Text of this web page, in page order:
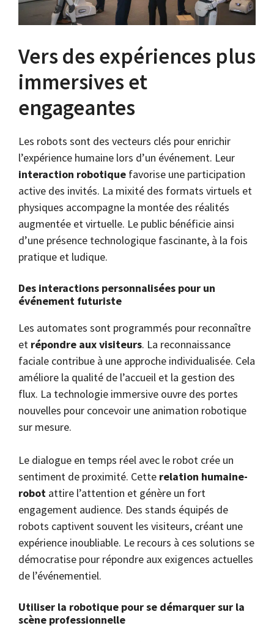
Vers des expériences plus
immersives et
engageantes
Les robots sont des vecteurs clés pour enrichir
l’expérience humaine lors d’un événement. Leur
interaction robotique favorise une participation
active des invités. La mixité des formats virtuels et
physiques accompagne la montée des réalités
augmentée et virtuelle. Le public bénéficie ainsi
d’une présence technologique fascinante, à la fois
pratique et ludique.
Des interactions personnalisées pour un
événement futuriste
Les automates sont programmés pour reconnaître
et répondre aux visiteurs. La reconnaissance
faciale contribue à une approche individualisée. Cela
améliore la qualité de l’accueil et la gestion des
flux. La technologie immersive ouvre des portes
nouvelles pour concevoir une animation robotique
sur mesure.
Le dialogue en temps réel avec le robot crée un
sentiment de proximité. Cette relation humaine-
robot attire l’attention et génère un fort
engagement audience. Des stands équipés de
robots captivent souvent les visiteurs, créant une
expérience inoubliable. Le recours à ces solutions se
démocratise pour répondre aux exigences actuelles
de l’événementiel.
Utiliser la robotique pour se démarquer sur la
scène professionnelle